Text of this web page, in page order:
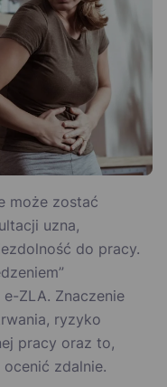
może zostać
uzna,
do pracy.
ZLA. Znaczenie
ryzyko
pracy oraz to,
zdalnie.